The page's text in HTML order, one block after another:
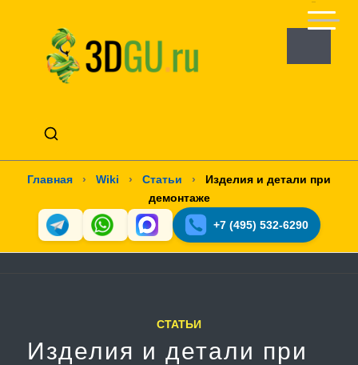
Главная › Wiki › Статьи ›
Изделия и детали при
демонтаже
+7 (495) 532-6290
СТАТЬИ
Изделия и детали при